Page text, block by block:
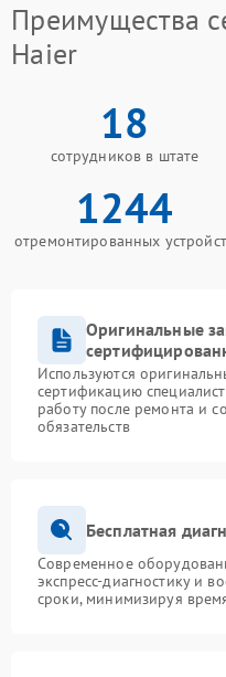
Преимущества
Haier
18
сотрудников в штате
1244
отремонтированных
Оригинальные
Используются
сертификацию
работу после ремонта и
обязательств
Бесплатная
Современное
экспресс-диагностику и
сроки, минимизируя